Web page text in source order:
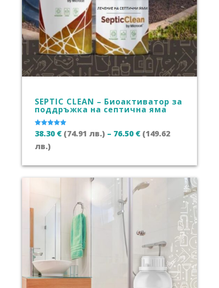
SEPTIC CLEAN – Биоактиватор за
поддръжка на септична яма
Оценено с
5.00
38.30 € (74.91 лв.) – 76.50 € (149.62
лв.)Price
38.30 €
through
76.50 €
(149.62